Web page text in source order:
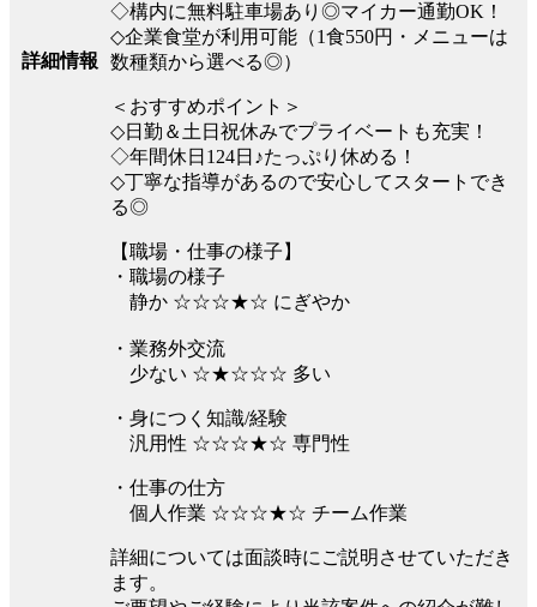
詳細情報
◇構内に無料駐車場あり◎マイカー通勤OK！
◇企業食堂が利用可能（1食550円・メニューは
数種類から選べる◎）
＜おすすめポイント＞
◇日勤＆土日祝休みでプライベートも充実！
◇年間休日124日♪たっぷり休める！
◇丁寧な指導があるので安心してスタートでき
る◎
【職場・仕事の様子】
・職場の様子
静か ☆☆☆★☆ にぎやか
・業務外交流
少ない ☆★☆☆☆ 多い
・身につく知識/経験
汎用性 ☆☆☆★☆ 専門性
・仕事の仕方
個人作業 ☆☆☆★☆ チーム作業
詳細については面談時にご説明させていただき
ます。